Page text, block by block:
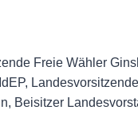
Freie Wähler
Beisitzer